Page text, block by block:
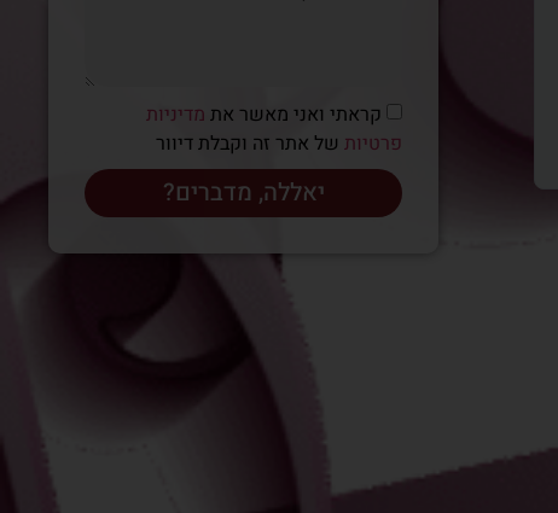
קראתי ואני מאשר את מדיניות
פרטיות של אתר זה וקבלת דיוור
יאללה, מדברים?